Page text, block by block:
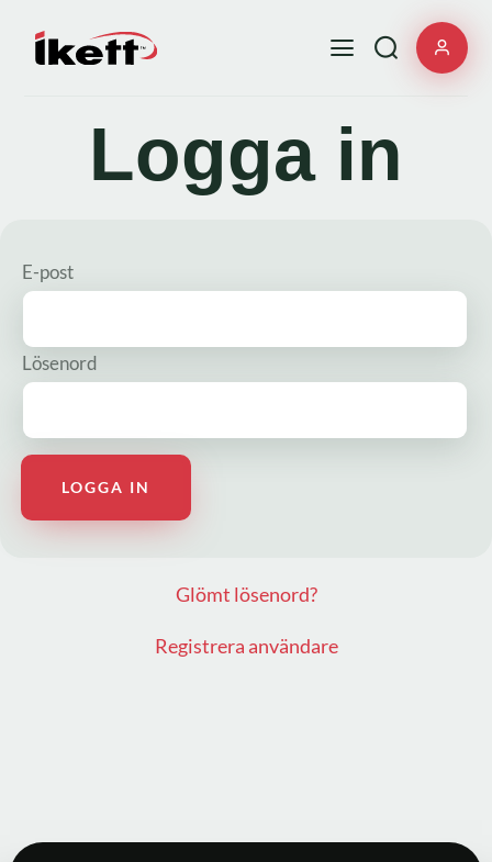
Logga in
E-post
Lösenord
Glömt lösenord?
Registrera användare